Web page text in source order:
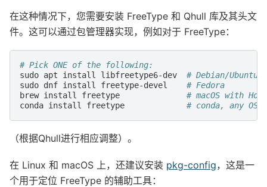
在这种情况下，您需要安装 FreeType 和 Qhull 库及其头文
件。这可以通过包管理器实现，例如对于 FreeType：
# Pick ONE of the following:
sudo apt install libfreetype6-dev
# Debian/Ubuntu
sudo dnf install freetype-devel
# Fedora
brew install freetype
# macOS with
conda install freetype # conda, any OS
（根据Qhull进行相应调整）。
在 Linux 和 macOS 上，还建议安装 pkg-config，这是一
个用于定位 FreeType 的辅助工具：